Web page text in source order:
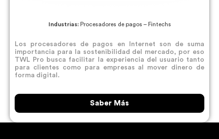
Industrias:Procesadores de pagos – Fintechs
Los procesadores de pagos en Internet son de suma
importancia para la sostenibilidad del mercado, por eso
TWL Pro busca facilitar la experiencia del usuario tanto
para clientes como para empresas al mover dinero de
forma digital.
Saber Más